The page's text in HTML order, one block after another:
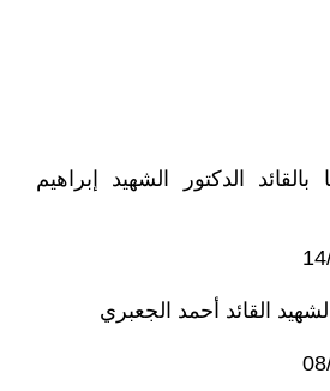
الدكتور الشهيد إبراهيم
القائد أحمد الجعبري